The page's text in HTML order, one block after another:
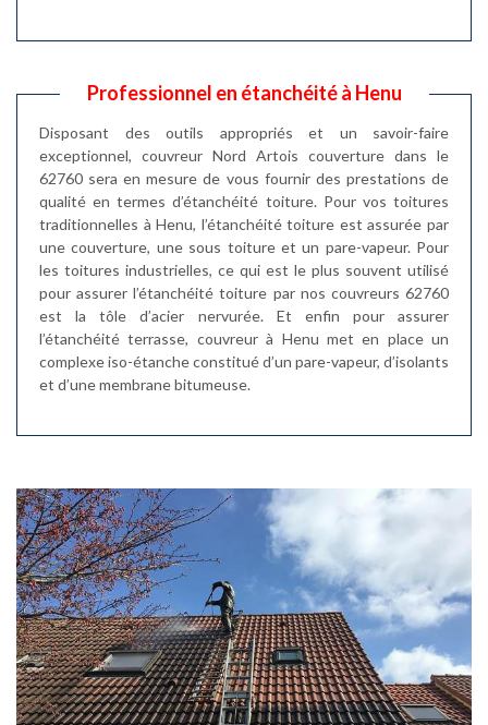
Professionnel en étanchéité à Henu
Disposant des outils appropriés et un savoir-faire
exceptionnel, couvreur Nord Artois couverture dans le
62760 sera en mesure de vous fournir des prestations de
qualité en termes d’étanchéité toiture. Pour vos toitures
traditionnelles à Henu, l’étanchéité toiture est assurée par
une couverture, une sous toiture et un pare-vapeur. Pour
les toitures industrielles, ce qui est le plus souvent utilisé
pour assurer l’étanchéité toiture par nos couvreurs 62760
est la tôle d’acier nervurée. Et enfin pour assurer
l’étanchéité terrasse, couvreur à Henu met en place un
complexe iso-étanche constitué d’un pare-vapeur, d’isolants
et d’une membrane bitumeuse.